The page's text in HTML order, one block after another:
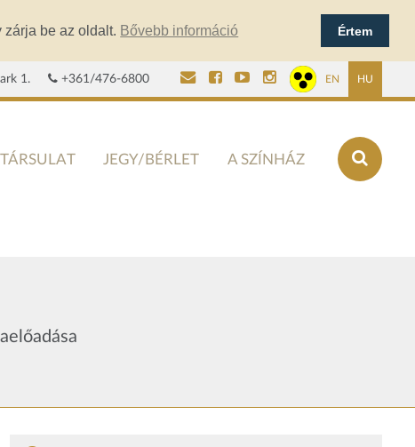
zárja be az oldalt. Bővebb információ Értem
1. +361/476-6800 EN HU
TÁRSULAT JEGY/BÉRLET A SZÍNHÁZ